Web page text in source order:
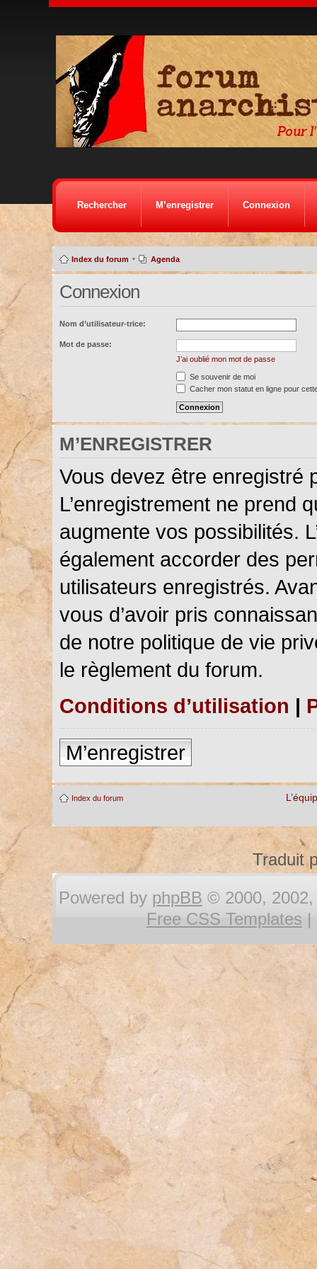
Rechercher M’enregistrer Connexion
Index du forum • Agenda
Connexion
Nom d’utilisateur-trice:
Mot de passe:
J’ai oublié mon mot de passe
Se souvenir de moi
Cacher mon statut en ligne pour
M’ENREGISTRER
Vous devez être enregistré
L’enregistrement ne prend
augmente vos possibilités.
également accorder des
utilisateurs enregistrés.
vous d’avoir pris
de notre politique de vie
le règlement du forum.
Conditions d’utilisation |
M’enregistrer
Index du forum
Traduit
Powered by phpBB © 2000, 2002,
Free CSS Templates |